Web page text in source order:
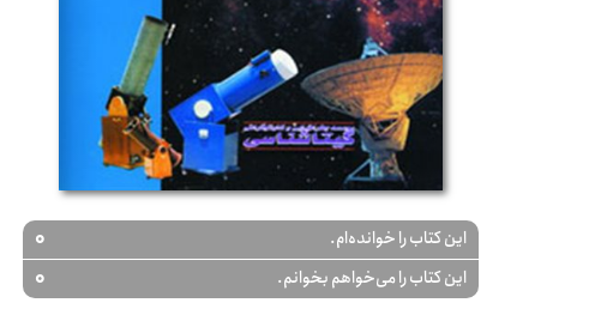
این کتاب را خوانده‌ام. 0
این کتاب را می‌خواهم بخوانم. 0